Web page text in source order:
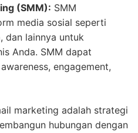
(SMM): SMM
media sosial seperti
dan lainnya untuk
Anda. SMM dapat
engagement,
marketing adalah strategi
hubungan dengan